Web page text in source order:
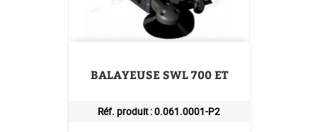
BALAYEUSE SWL 700 ET
Réf. produit :0.061.0001-P2